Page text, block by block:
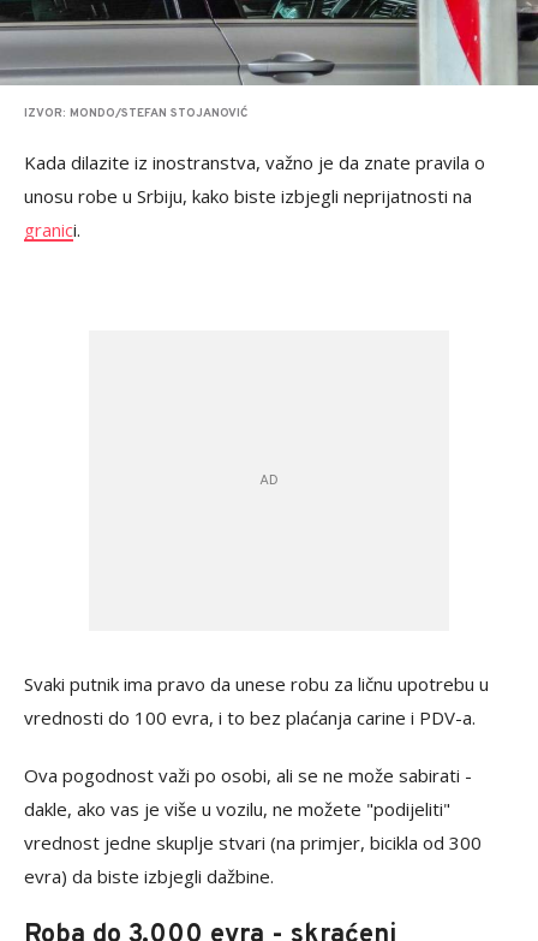
IZVOR: MONDO/STEFAN STOJANOVIĆ
Kada dilazite iz inostranstva, važno je da znate pravila o
unosu robe u Srbiju, kako biste izbjegli neprijatnosti na
granici.
Svaki putnik ima pravo da unese robu za ličnu upotrebu u
vrednosti do 100 evra, i to bez plaćanja carine i PDV-a.
Ova pogodnost važi po osobi, ali se ne može sabirati -
dakle, ako vas je više u vozilu, ne možete "podijeliti"
vrednost jedne skuplje stvari (na primjer, bicikla od 300
evra) da biste izbjegli dažbine.